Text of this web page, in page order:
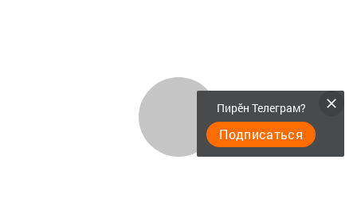
Пирӗн Телеграм?
Подписаться